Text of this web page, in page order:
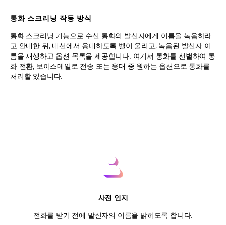
통화 스크리닝 작동 방식
통화 스크리닝 기능으로 수신 통화의 발신자에게 이름을 녹음하라
고 안내한 뒤, 내선에서 응대하도록 벨이 울리고, 녹음된 발신자 이
름을 재생하고 옵션 목록을 제공합니다. 여기서 통화를 선별하여 통
화 전환, 보이스메일로 전송 또는 응대 중 원하는 옵션으로 통화를
처리할 있습니다.
사전 인지
전화를 받기 전에 발신자의 이름을 밝히도록 합니다.